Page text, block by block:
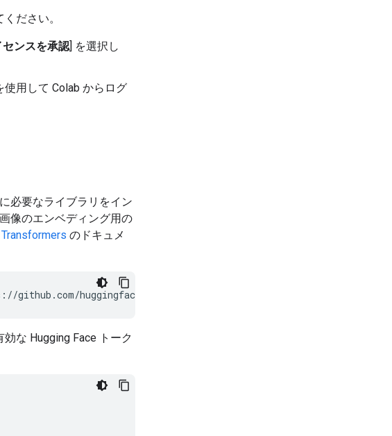
ださい。
センスを承認] を選択し
使用して Colab からログ
必要なライブラリをイン
像のエンベディング用の
のドキュメ
github.com/huggingface/transformers@v4.56.0-Embedding-Gemma-
な Hugging Face トーク